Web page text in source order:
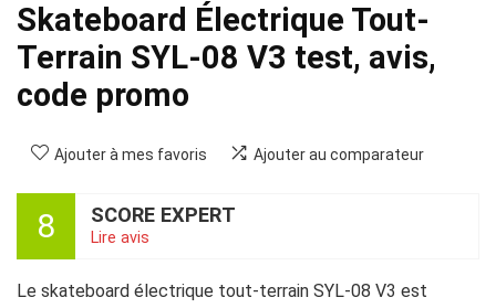
Skateboard Électrique Tout-
Terrain SYL-08 V3 test, avis,
code promo
Ajouter à mes favoris Ajouter au comparateur
8 SCORE EXPERT
Lire avis
Le skateboard électrique tout-terrain SYL-08 V3 est